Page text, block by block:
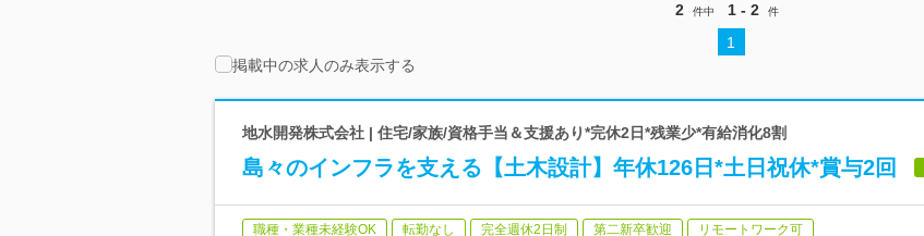
2 件中 1 - 2 件
1
掲載中の求人のみ表示する
地水開発株式会社 | 住宅/家族/資格手当＆支援あり*完休2日*残業少*有給消化8割
島々のインフラを支える【土木設計】年休126日*土日祝休*賞与2回
職種・業種未経験OK 転勤なし 完全週休2日制 第二新卒歓迎 リモートワーク可